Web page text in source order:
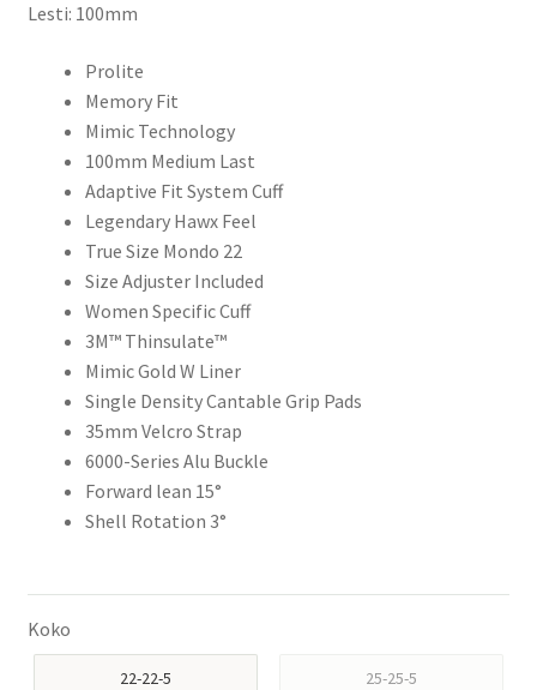
Lesti: 100mm
Prolite
Memory Fit
Mimic Technology
100mm Medium Last
Adaptive Fit System Cuff
Legendary Hawx Feel
True Size Mondo 22
Size Adjuster Included
Women Specific Cuff
3M™ Thinsulate™
Mimic Gold W Liner
Single Density Cantable Grip Pads
35mm Velcro Strap
6000-Series Alu Buckle
Forward lean 15°
Shell Rotation 3°
Koko
22-22-5 25-25-5